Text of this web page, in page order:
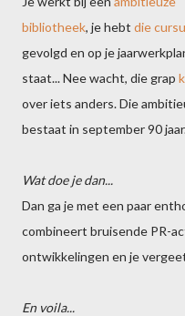
bibliotheek, je hebt die
gevolgd en op je
staat... Nee wacht, die grap
over iets anders. Die
bestaat in september 90
Wat doe je dan...
Dan ga je met een paar
combineert bruisende PR-
ontwikkelingen en je
En voila...